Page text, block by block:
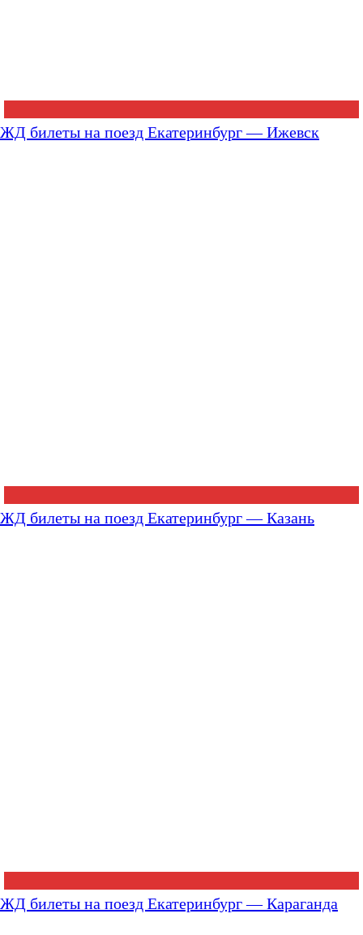
ЖД билеты на поезд Екатеринбург — Ижевск
ЖД билеты на поезд Екатеринбург — Казань
ЖД билеты на поезд Екатеринбург — Караганда